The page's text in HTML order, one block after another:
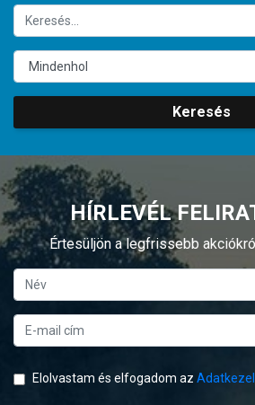
Keresés
HÍRLEVÉL
Értesüljön a legfrissebb
Elolvastam és elfogadom az